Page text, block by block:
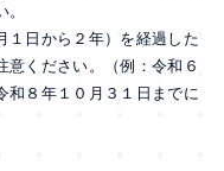
日から２年）を経過した
意ください。（例：令和６
和８年１０月３１日までに